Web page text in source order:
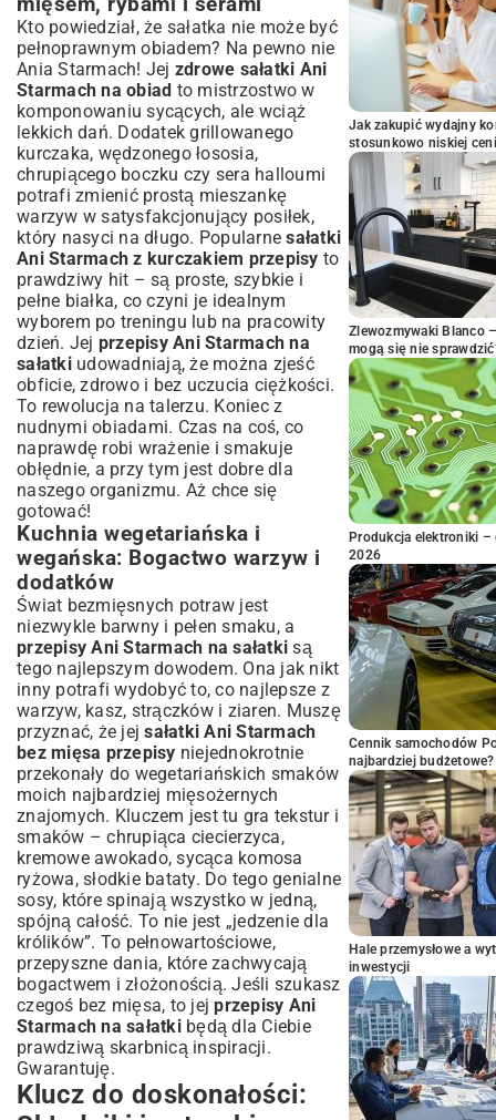
Kto powiedział, że sałatka nie może być
pełnoprawnym obiadem? Na pewno nie
Ania Starmach! Jej zdrowe sałatki Ani
Starmach na obiad to mistrzostwo w
komponowaniu sycących, ale wciąż
lekkich dań. Dodatek grillowanego
kurczaka, wędzonego łososia,
chrupiącego boczku czy sera halloumi
potrafi zmienić prostą mieszankę
warzyw w satysfakcjonujący posiłek,
który nasyci na długo. Popularnesałatki
Ani Starmach z kurczakiem przepisy to
prawdziwy hit – są proste, szybkie i
pełne białka, co czyni je idealnym
wyborem po treningu lub na pracowity
dzień. Jej przepisy Ani Starmach na
sałatkiudowadniają, że można zjeść
obficie, zdrowo i bez uczucia ciężkości.
To rewolucja na talerzu. Koniec z
nudnymi obiadami. Czas na coś, co
naprawdę robi wrażenie i smakuje
obłędnie, a przy tym jest dobre dla
naszego organizmu. Aż chce się
gotować!
Kuchnia wegetariańska i
wegańska: Bogactwo warzyw i
dodatków
Świat bezmięsnych potraw jest
niezwykle barwny i pełen smaku, a
przepisy Ani Starmach na sałatki są
tego najlepszym dowodem. Ona jak nikt
inny potrafi wydobyć to, co najlepsze z
warzyw, kasz, strączków i ziaren. Muszę
przyznać, że jejsałatki Ani Starmach
bez mięsa przepisy niejednokrotnie
przekonały do wegetariańskich smaków
moich najbardziej mięsożernych
znajomych. Kluczem jest tu gra tekstur i
smaków – chrupiąca ciecierzyca,
kremowe awokado, sycąca komosa
ryżowa, słodkie bataty. Do tego genialne
sosy, które spinają wszystko w jedną,
spójną całość. To nie jest „jedzenie dla
królików”. To pełnowartościowe,
przepyszne dania, które zachwycają
bogactwem i złożonością. Jeśli szukasz
czegoś bez mięsa, to jejprzepisy Ani
Starmach na sałatkibędą dla Ciebie
prawdziwą skarbnicą inspiracji.
Gwarantuję.
Klucz do doskonałości:
Jak zakupić wydajny
stosunkowo niskiej
Zlewozmywaki Blanco
mogą się nie
Produkcja elektroniki –
2026
Cennik samochodów
najbardziej budżetowe?
Hale przemysłowe a
inwestycji